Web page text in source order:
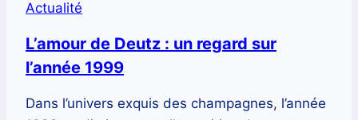
Actualité
L’amour de Deutz : un regard sur
l’année 1999
Dans l’univers exquis des champagnes, l’année